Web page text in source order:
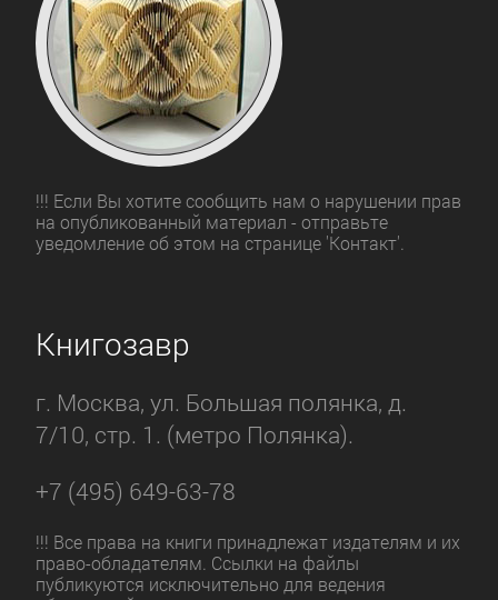
!!! Если Вы хотите сообщить нам о нарушении прав
на опубликованный материал - отправьте
уведомление об этом на странице 'Контакт'.
Книгозавр
г. Москва, ул. Большая полянка, д.
7/10, стр. 1. (метро Полянка).
+7 (495) 649-63-78
!!! Все права на книги принадлежат издателям и их
право-обладателям. Ссылки на файлы
публикуются исключительно для ведения